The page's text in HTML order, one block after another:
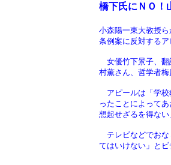
橋下氏にＮＯ！
小森陽一東大教授
条例案に反対するア
女優竹下景子、翻
村薫さん、哲学者
アピールは「学校
ったことによって
想起せざるを得ない
テレビなどでおな
てはいけない」と